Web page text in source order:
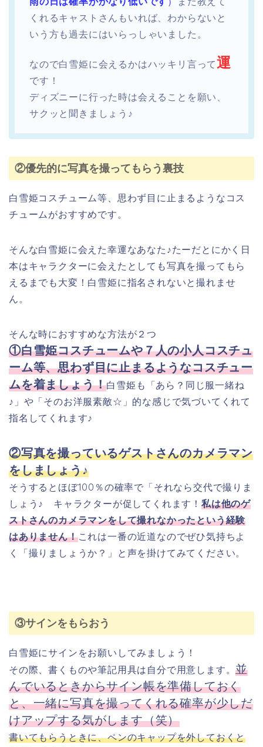
くれるキャストさんもいれば、わからないと
いう方も過去にはいらっしゃいました。
なので白雪姫に会えるかはハッキリ言って運
です！
ディズニーに行った時は会えることを願い、
サクッと聞きましょう♪
②優先的に写真を撮ってもらう裏技
白雪姫コスチューム等、思わず目に止まるようなコス
チュームがおすすめです。
そんな白雪姫に会えた幸運なあなた♪たーだとにかく日
本はキャラクターに会えたとしても写真を撮ってもら
えるまでも大変！白雪姫に指名されないと撮れませ
ん。
そんな時におすすめな方法が２つ
①白雪姫コスチュームや７人の小人コスチュ
ーム等、思わず目に止まるようなコスチュー
ムを着ましょう！白雪姫も「あら？同じ服一緒ね
♪」や「そのお洋服素敵☆」的な感じで気づいてくれて
指名してくれます♪
②写真を撮っているゲストさんのカメラマン
をしましょう♪
そうするとほぼ100％の確率で「それなら交代で撮りま
しょう♪ キャラクターが促してくれます！ 私は他のゲ
ストさんのカメラマンをして撮れなかったという経験
はありません！これは一番の近道なのでぜひ気持ちよ
く「撮りましょうか？」と声を掛けてみてください。
③サインをもらおう
白雪姫にサインをお願いしてみましょう！
その際、書くものや筆記用具は自分で用意します。並
んでいるときからサイン帳を準備しておく
と、一緒に写真を撮ってくれる確率が少しだ
けアップする気がします（笑）
書いてもらうときに、ペンのキャップを外しておくと